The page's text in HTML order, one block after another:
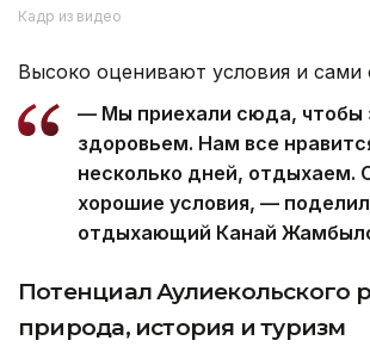
Кадр из видео
Высоко оценивают условия и
— Мы приехали сюда, чтобы
здоровьем. Нам все
несколько дней, отдыхаем.
хорошие условия, —
отдыхающий Канай
Потенциал Аулиекольского
природа, история и туризм